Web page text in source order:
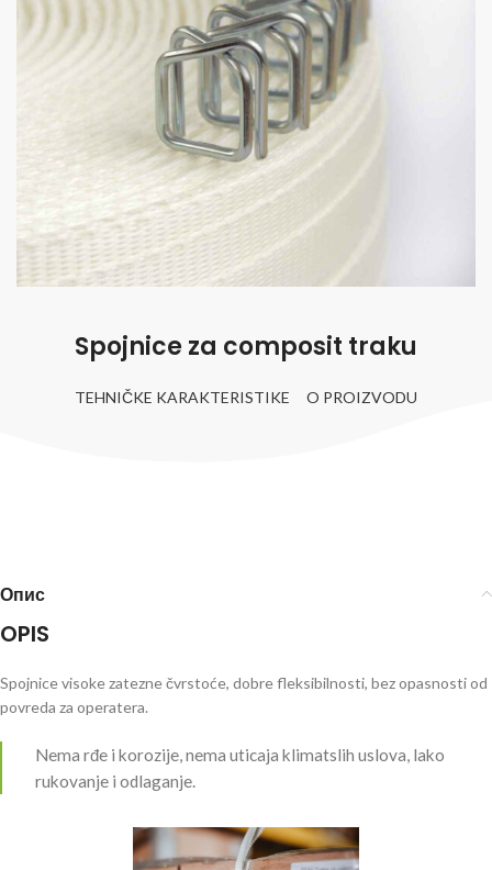
Spojnice za composit traku
TEHNIČKE KARAKTERISTIKE O PROIZVODU
Опис
OPIS
Spojnice visoke zatezne čvrstoće, dobre fleksibilnosti, bez opasnosti od
povreda za operatera.
Nema rđe i korozije, nema uticaja klimatslih uslova, lako
rukovanje i odlaganje.